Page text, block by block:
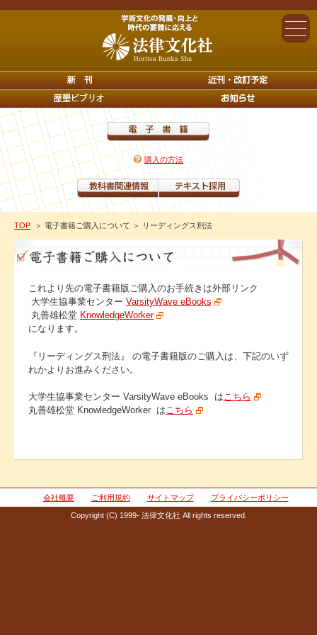
購入の方法
TOP ＞ 電子書籍ご購入について ＞ リーディングス刑法
これより先の電子書籍版ご購入のお手続きは外部リンク
大学生協事業センター VarsityWave eBooks
丸善雄松堂 KnowledgeWorker
になります。
『リーディングス刑法』 の電子書籍版のご購入は、下記のいず
れかよりお進みください。
大学生協事業センター VarsityWave eBooks はこちら
丸善雄松堂 KnowledgeWorker はこちら
会社概要 ご利用規約 サイトマップ プライバシーポリシー
Copyright (C) 1999- 法律文化社 All rights reserved.